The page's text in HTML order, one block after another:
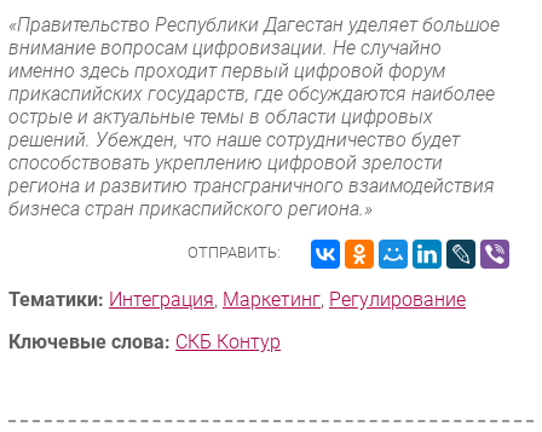
Аналитика
Интервью
Мероприятия
Проекты
IT класс
Тестовый стенд
Каталог компаний
«Правительство Республики Дагестан уделяет большое
внимание вопросам цифровизации. Не случайно
именно здесь проходит первый цифровой форум
прикаспийских государств, где обсуждаются наиболее
острые и актуальные темы в области цифровых
решений. Убежден, что наше сотрудничество будет
способствовать укреплению цифровой зрелости
региона и развитию трансграничного взаимодействия
бизнеса стран прикаспийского региона.»
ОТПРАВИТЬ:
Тематики: Интеграция, Маркетинг, Регулирование
Ключевые слова: СКБ Контур